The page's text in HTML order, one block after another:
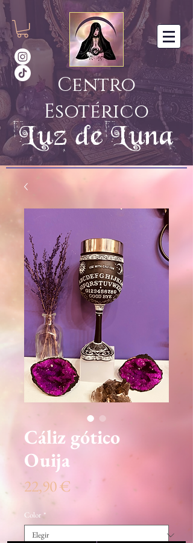
Centro
Esotérico
Luz de Luna
Cáliz gótico
Ouija
22,90 € Precio
Color *